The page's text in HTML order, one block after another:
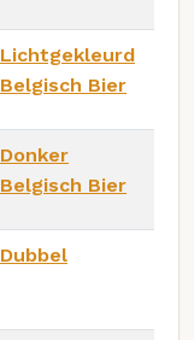
Lichtgekleurd
Belgisch Bier
Donker
Belgisch Bier
Dubbel